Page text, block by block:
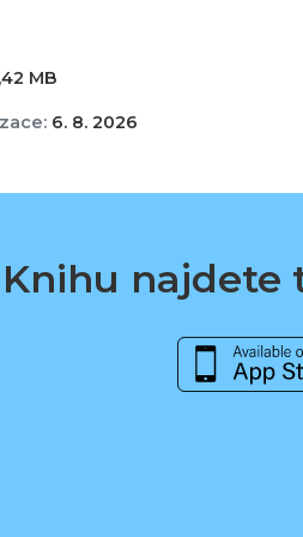
MB
6. 8. 2026
Knihu najdete